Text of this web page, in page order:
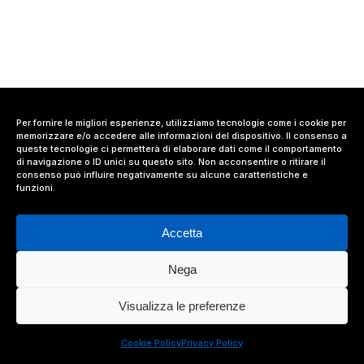
Per fornire le migliori esperienze, utilizziamo tecnologie come i cookie per
memorizzare e/o accedere alle informazioni del dispositivo. Il consenso a
queste tecnologie ci permetterà di elaborare dati come il comportamento
di navigazione o ID unici su questo sito. Non acconsentire o ritirare il
consenso può influire negativamente su alcune caratteristiche e
funzioni.
Accetta
Nega
Visualizza le preferenze
Cookie PolicyPrivacy Policy
© 2024 Value Relations Srl, All Rights Reserved.
instagram